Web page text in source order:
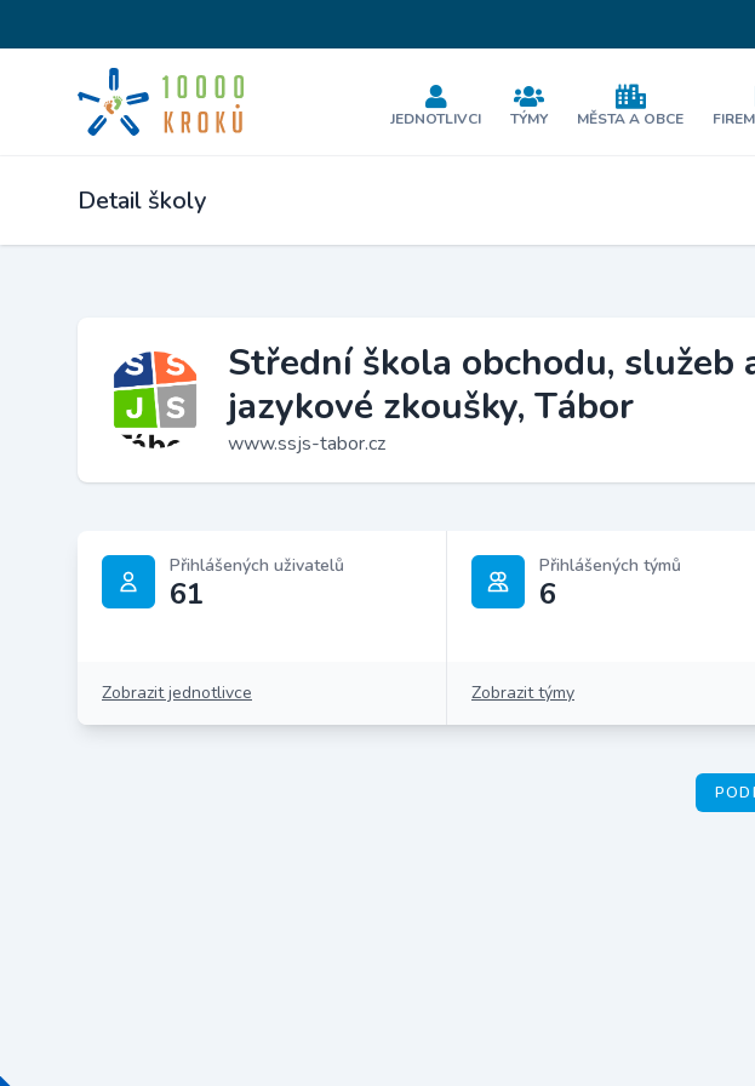
JEDNOTLIVCI TÝMY MĚSTA A OBCE
Detail školy
Střední škola obchodu, služeb
jazykové zkoušky, Tábor
www.ssjs-tabor.cz
Přihlášených uživatelů
61
Zobrazit jednotlivce
Přihlášených týmů
6
Zobrazit týmy